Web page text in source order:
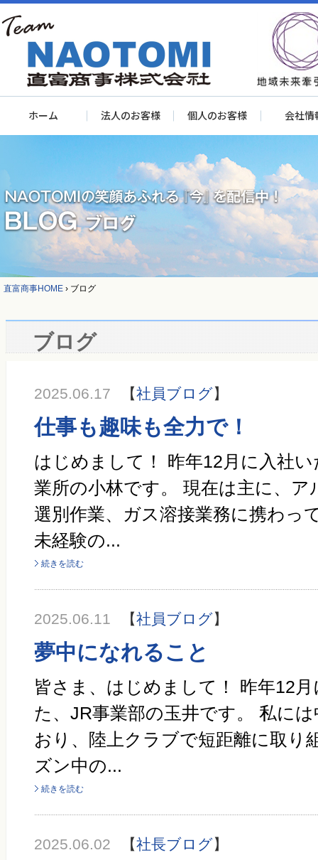
ホーム 法人のお客様 個人のお客様 会社情
直富商事HOME › ブログ
ブログ
2025.06.17 【社員ブログ】
仕事も趣味も全力で！
はじめまして！ 昨年12月に入社
業所の小林です。 現在は主に、
選別作業、ガス溶接業務に携わっ
未経験の...
続きを読む
2025.06.11 【社員ブログ】
夢中になれること
皆さま、はじめまして！ 昨年12
た、JR事業部の玉井です。 私に
おり、陸上クラブで短距離に取り
ズン中の...
続きを読む
2025.06.02 【社長ブログ】